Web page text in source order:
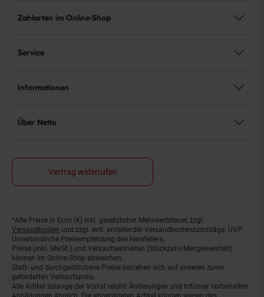
Zahlarten im Online-Shop
Service
Informationen
Über Netto
Vertrag widerrufen
Fußnoten
*Alle Preise in Euro (€) inkl. gesetzlicher Mehrwertsteuer, zzgl.
Versandkosten und zzgl. evtl. anfallender Versandkostenzuschläge. UVP:
Unverbindliche Preisempfehlung des Herstellers.
Preise (inkl. MwSt.) und Verkaufseinheiten (Stückzahl/Mengeneinheit)
können im Online-Shop abweichen.
Statt- und durchgestrichene Preise beziehen sich auf unseren zuvor
geforderten Verkaufspreis.
Alle Artikel solange der Vorrat reicht! Änderungen und Irrtümer vorbehalten.